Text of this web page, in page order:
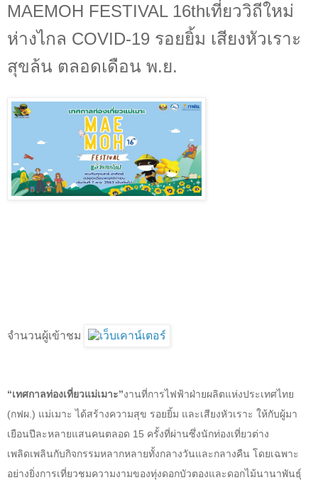
MAEMOH FESTIVAL 16thเที่ยววิถีใหม่
ห่างไกล COVID-19 รอยยิ้ม เสียงหัวเราะ
สุขล้น ตลอดเดือน พ.ย.
จำนวนผู้เข้าชม
“เทศกาลท่องเที่ยวแม่เมาะ”งานที่การไฟฟ้าฝ่ายผลิตแห่งประเทศไทย
(กฟผ.) แม่เมาะ ได้สร้างความสุข รอยยิ้ม และเสียงหัวเราะ ให้กับผู้มา
เยือนปีละหลายแสนคนตลอด 15 ครั้งที่ผ่านซึ่งนักท่องเที่ยวต่าง
เพลิดเพลินกับกิจกรรมหลากหลายทั้งกลางวันและกลางคืน โดยเฉพาะ
อย่างยิ่งการเที่ยวชมความงามของทุ่งดอกบัวตองและดอกไม้นานาพันธุ์